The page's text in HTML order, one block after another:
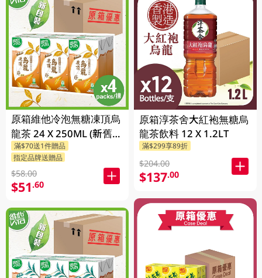
原箱維他冷泡無糖凍頂烏
龍茶 24 X 250ML (新舊包
裝隨機發貨)
滿$70送1件贈品
指定品牌送贈品
$58.00
$51.60
原箱淳茶舍大紅袍無糖烏
龍茶飲料 12 X 1.2LT
滿$299享89折
$204.00
$137.00